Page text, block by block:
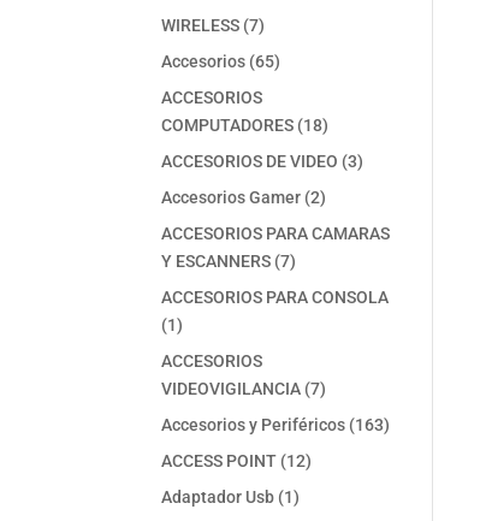
WIRELESS 77
productos
Accesorios 6565
ACCESORIOS
COMPUTADORES 1818
productos
ACCESORIOS DE VIDEO 33
Accesorios Gamer 22
productos
ACCESORIOS PARA CAMARAS
Y ESCANNERS 77
productos
ACCESORIOS PARA CONSOLA
11
producto
ACCESORIOS
VIDEOVIGILANCIA 77
productos
Accesorios y Periféricos 163163
ACCESS POINT 1212
Adaptador Usb 11